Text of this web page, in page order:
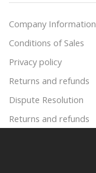
Company Information
Conditions of Sales
Privacy policy
Returns and refunds
Dispute Resolution
Returns and refunds